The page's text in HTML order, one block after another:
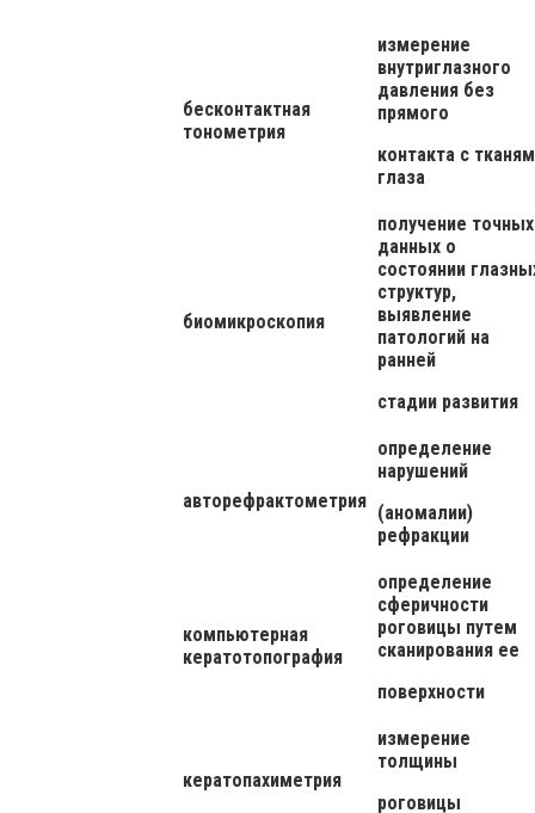
бесконтактная
тонометрия
измерение
внутриглазного
давления без
прямого
контакта с
глаза
биомикроскопия
получение точных
данных о
состоянии
структур,
выявление
патологий на
ранней
стадии развития
авторефрактометрия
определение
нарушений
(аномалии)
рефракции
компьютерная
кератотопография
определение
сферичности
роговицы путем
сканирования ее
поверхности
кератопахиметрия
измерение
толщины
роговицы